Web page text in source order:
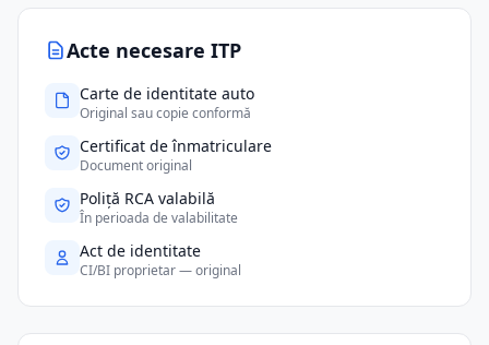
Acte necesare ITP
Carte de identitate auto
Original sau copie conformă
Certificat de înmatriculare
Document original
Poliță RCA valabilă
În perioada de valabilitate
Act de identitate
CI/BI proprietar — original